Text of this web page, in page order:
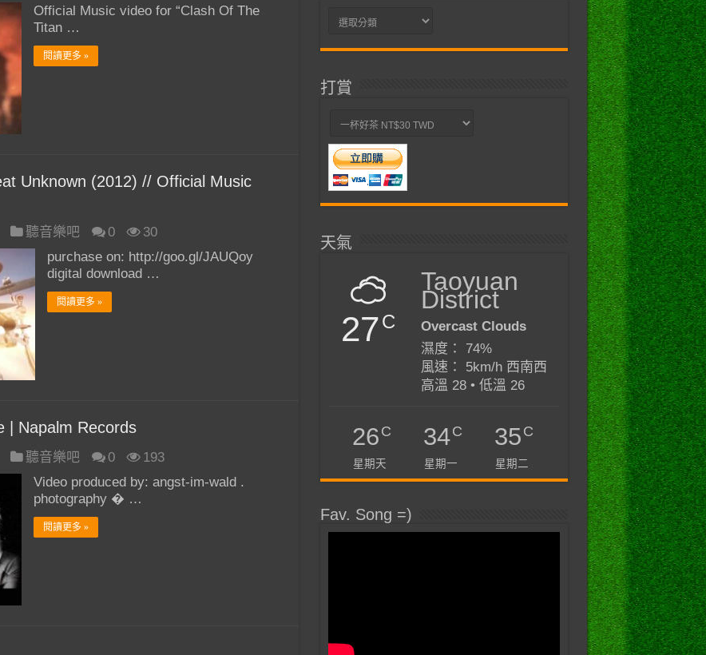
Official Music video for “Clash Of The
Titan …
閱讀更多 »
Unknown (2012) // Official Music
聽音樂吧 0
30
purchase on: http://goo.gl/JAUQoy
digital download …
閱讀更多 »
| Napalm Records
聽音樂吧 0
193
Video produced by: angst-im-wald .
photography � …
閱讀更多 »
分
打賞
天氣
27C
Taoyuan
District
Overcast Clouds
濕度： 74%
風速： 5km/h 西南西
高溫 28 • 低溫 26
26C
星期天
34C
星期一
35C
星期二
Fav. Song =)